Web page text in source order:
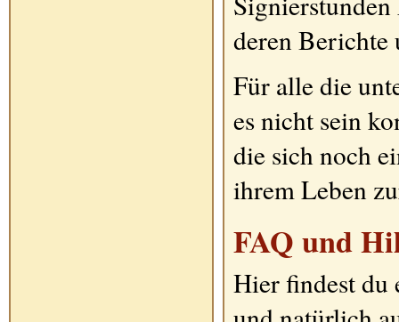
deren Berichte
Für alle die
es nicht sein
die sich noch
ihrem Leben
FAQ und
Hier findest du